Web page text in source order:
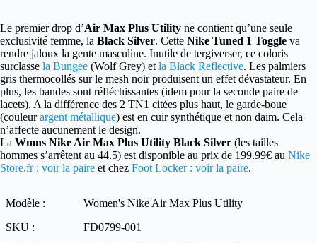
Le premier drop d’Air Max Plus Utility ne contient qu’une seule
exclusivité femme, la Black Silver. Cette Nike Tuned 1 Toggle va
rendre jaloux la gente masculine. Inutile de tergiverser, ce coloris
surclasse la Bungee (Wolf Grey) et la Black Reflective. Les palmiers
gris thermocollés sur le mesh noir produisent un effet dévastateur. En
plus, les bandes sont réfléchissantes (idem pour la seconde paire de
lacets). A la différence des 2 TN1 citées plus haut, le garde-boue
(couleurargent métallique) est en cuir synthétique et non daim. Cela
n’affecte aucunement le design.
La Wmns Nike Air Max Plus Utility Black Silver (les tailles
hommes s’arrêtent au 44.5) est disponible au prix de 199.99€ au Nike
Store.fr : voir la paire et chez Foot Locker : voir la paire.
Modèle :
Women's Nike Air Max Plus Utility
SKU :
FD0799-001